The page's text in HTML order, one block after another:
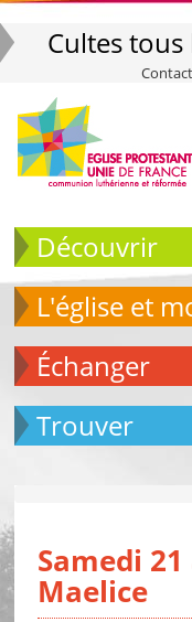
Cultes
Découvrir
L'église et
échanger
Trouver
Samedi
Maelice